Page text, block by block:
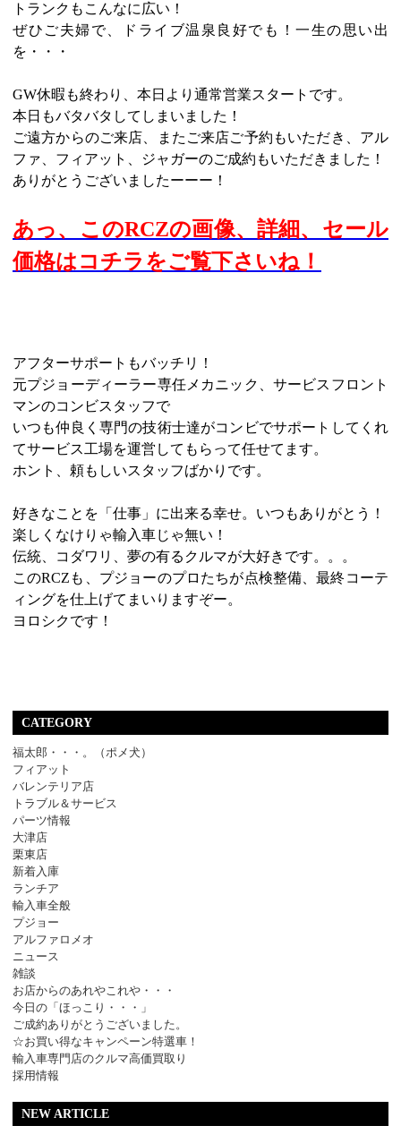
トランクもこんなに広い！
ぜひご夫婦で、ドライブ温泉良好でも！一生の思い出
を・・・
GW休暇も終わり、本日より通常営業スタートです。
本日もバタバタしてしまいました！
ご遠方からのご来店、またご来店ご予約もいただき、アル
ファ、フィアット、ジャガーのご成約もいただきました！
ありがとうございましたーーー！
あっ、このRCZの画像、詳細、セール
価格はコチラをご覧下さいね！
アフターサポートもバッチリ！
元プジョーディーラー専任メカニック、サービスフロント
マンのコンビスタッフで
いつも仲良く専門の技術士達がコンビでサポートしてくれ
てサービス工場を運営してもらって任せてます。
ホント、頼もしいスタッフばかりです。
好きなことを「仕事」に出来る幸せ。いつもありがとう！
楽しくなけりゃ輸入車じゃ無い！
伝統、コダワリ、夢の有るクルマが大好きです。。。
このRCZも、プジョーのプロたちが点検整備、最終コーテ
ィングを仕上げてまいりますぞー。
ヨロシクです！
CATEGORY
福太郎・・・。（ポメ犬）
フィアット
バレンテリア店
トラブル＆サービス
パーツ情報
大津店
栗東店
新着入庫
ランチア
輸入車全般
プジョー
アルファロメオ
ニュース
雑談
お店からのあれやこれや・・・
今日の「ほっこり・・・」
ご成約ありがとうございました。
☆お買い得なキャンペーン特選車！
輸入車専門店のクルマ高価買取り
採用情報
NEW ARTICLE